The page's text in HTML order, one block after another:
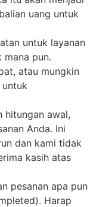
uang untuk
untuk layanan
mana pun.
atau mungkin
hitungan awal,
Anda. Ini
dan kami tidak
kasih atas
pesanan apa pun
Harap